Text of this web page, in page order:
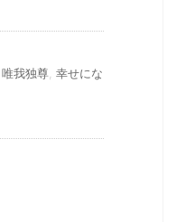
唯我独尊 幸せにな